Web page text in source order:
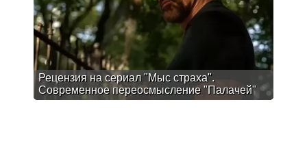
Рецензия на сериал "Мыс страха".
Современное переосмысление "Палачей"